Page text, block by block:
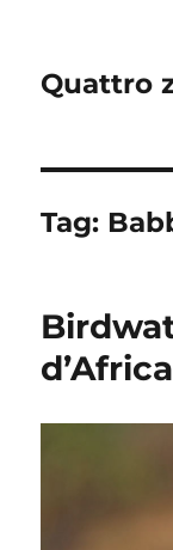
Quattro
Tag:
d’Africa